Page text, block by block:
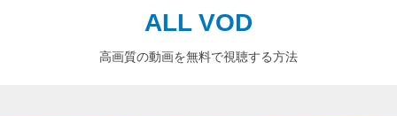
ALL VOD
高画質の動画を無料で視聴する方法